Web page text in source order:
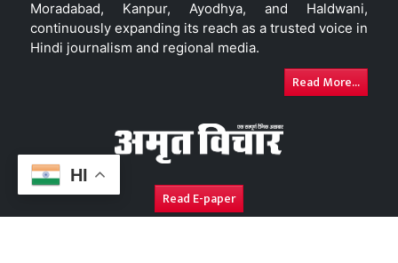
HI
Moradabad, Kanpur, Ayodhya, and Haldwani,
continuously expanding its reach as a trusted voice in
Hindi journalism and regional media.
Read More...
Read E-paper